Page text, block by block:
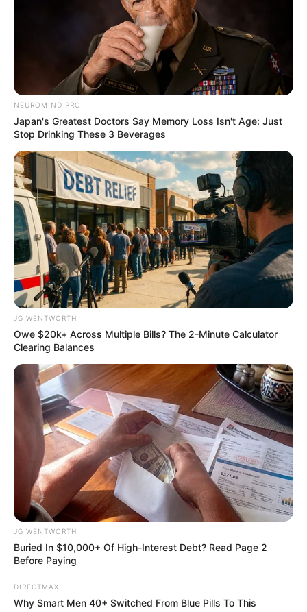
ถึงเวลา 6 ราศีดวงดีพลิกพลิกฟื้น ลุ้นโชคโหญ่ อ.แมน พลังเลข
6 ราศี โกยทรัพย์ รับโชค งวดวันที่ 1 พ.ย.63 กับ อ.แมน พลังเลข
29 ต.ค. 2020
โชคชุดใหญ่ 6 ราศี รับทรัพย์งวดวันที่ 16 ต.ค.63 กับ อ.แมน พลังเลข
6 ต.ค. 2020
NEUROMIND PRO
Japan's Greatest Doctors Say Memory Loss Isn't Age: Just
Stop Drinking These 3 Beverages
JG WENTWORTH
Owe $20k+ Across Multiple Bills? The 2-Minute Calculator
Clearing Balances
JG WENTWORTH
Buried In $10,000+ Of High-Interest Debt? Read Page 2
Before Paying
DIRECTMAX
Why Smart Men 40+ Switched From Blue Pills To This